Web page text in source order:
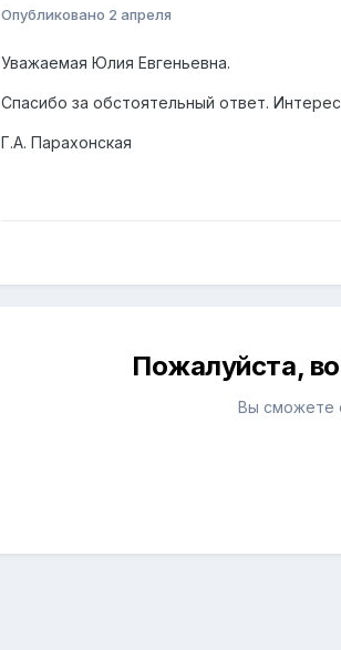
Опубликовано 2 апреля
Уважаемая Юлия Евгеньевна.
Спасибо за обстоятельный ответ.
Г.А. Парахонская
Пожалуйста,
Вы сможете